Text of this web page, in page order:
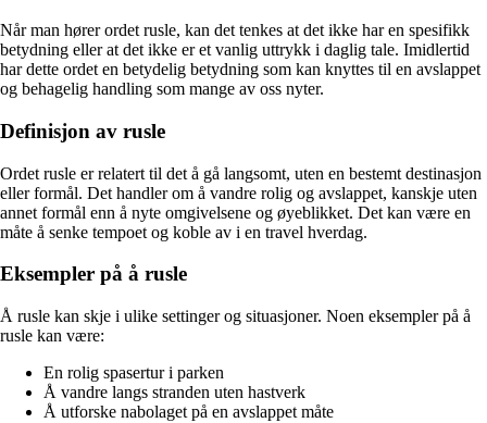
Når man hører ordet rusle, kan det tenkes at det ikke har en spesifikk
betydning eller at det ikke er et vanlig uttrykk i daglig tale. Imidlertid
har dette ordet en betydelig betydning som kan knyttes til en avslappet
og behagelig handling som mange av oss nyter.
Definisjon av rusle
Ordet rusle er relatert til det å gå langsomt, uten en bestemt destinasjon
eller formål. Det handler om å vandre rolig og avslappet, kanskje uten
annet formål enn å nyte omgivelsene og øyeblikket. Det kan være en
måte å senke tempoet og koble av i en travel hverdag.
Eksempler på å rusle
Å rusle kan skje i ulike settinger og situasjoner. Noen eksempler på å
rusle kan være:
En rolig spasertur i parken
Å vandre langs stranden uten hastverk
Å utforske nabolaget på en avslappet måte